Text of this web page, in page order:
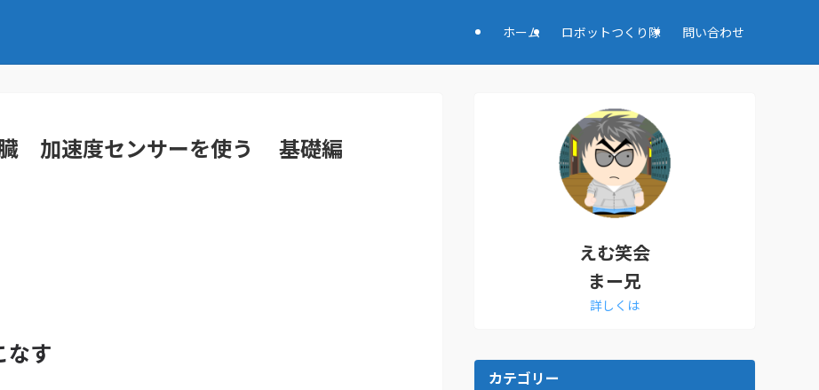
ホーム ロボットつくり隊 問い合わせ
加速度センサーを使う 基礎編
す
えむ笑会
まー兄
詳しくは
カテゴリー